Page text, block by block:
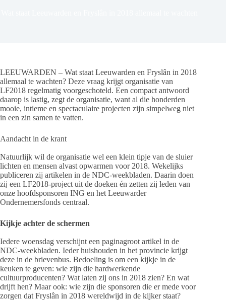
LEEUWARDEN – Wat staat Leeuwarden en Fryslân in 2018
allemaal te wachten? Deze vraag krijgt organisatie van
LF2018 regelmatig voorgeschoteld. Een compact antwoord
daarop is lastig, zegt de organisatie, want al die honderden
mooie, intieme en spectaculaire projecten zijn simpelweg niet
in een zin samen te vatten.
Aandacht in de krant
Natuurlijk wil de organisatie wel een klein tipje van de sluier
lichten en mensen alvast opwarmen voor 2018. Wekelijks
publiceren zij artikelen in de NDC-weekbladen. Daarin doen
zij een LF2018-project uit de doeken én zetten zij leden van
onze hoofdsponsoren ING en het Leeuwarder
Ondernemersfonds centraal.
Kijkje achter de schermen
Iedere woensdag verschijnt een paginagroot artikel in de
NDC-weekbladen. Ieder huishouden in het provincie krijgt
deze in de brievenbus. Bedoeling is om een kijkje in de
keuken te geven: wie zijn die hardwerkende
cultuurproducenten? Wat laten zij ons in 2018 zien? En wat
drijft hen? Maar ook: wie zijn die sponsoren die er mede voor
zorgen dat Fryslân in 2018 wereldwijd in de kijker staat?